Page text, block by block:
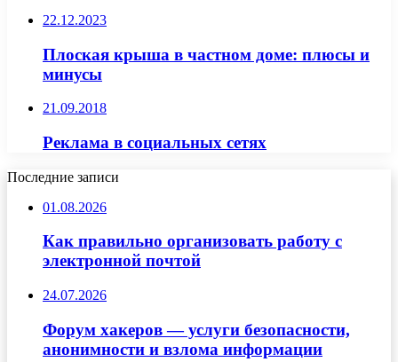
22.12.2023
Плоская крыша в частном доме: плюсы и
минусы
21.09.2018
Реклама в социальных сетях
Последние записи
01.08.2026
Как правильно организовать работу с
электронной почтой
24.07.2026
Форум хакеров — услуги безопасности,
анонимности и взлома информации